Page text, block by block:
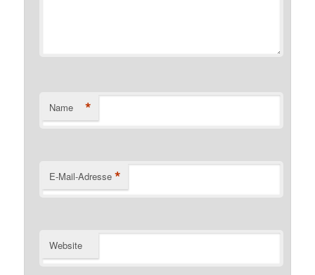
Name *
E-Mail-Adresse *
Website